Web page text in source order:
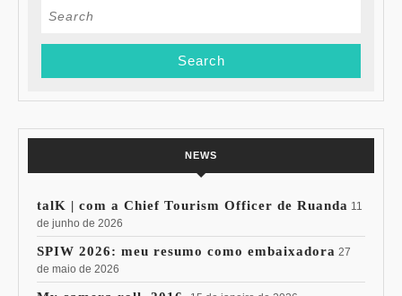
Search
NEWS
talK | com a Chief Tourism Officer de Ruanda 11
de junho de 2026
SPIW 2026: meu resumo como embaixadora 27
de maio de 2026